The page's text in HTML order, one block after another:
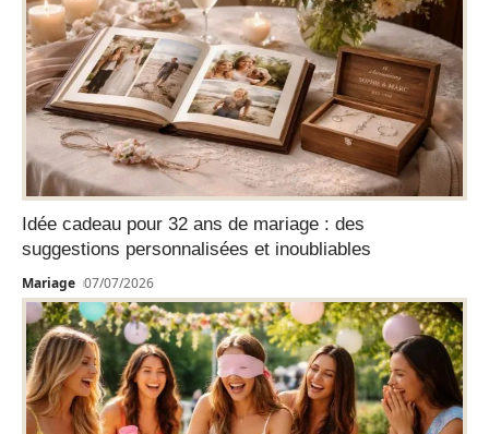
Idée cadeau pour 32 ans de mariage : des
suggestions personnalisées et inoubliables
Mariage 07/07/2026